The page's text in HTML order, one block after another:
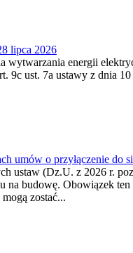
lipca 2026
energii
9c ust. 7a ustawy z dnia
umów o przyłączenie do
ustaw (Dz.U. z 2026 r.
budowę. Obowiązek
zostać...